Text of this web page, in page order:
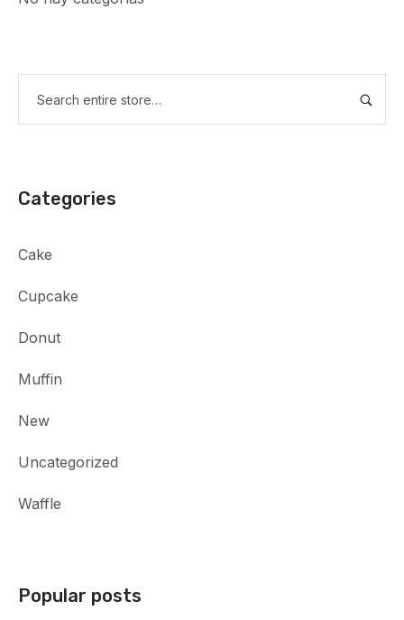
Categories
Cake
Cupcake
Donut
Muffin
New
Uncategorized
Waffle
Popular posts